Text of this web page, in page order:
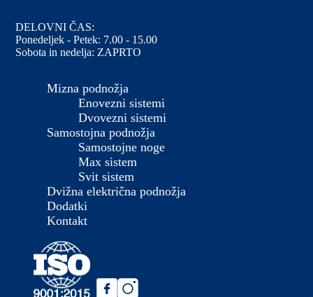
DELOVNI ČAS:
Ponedeljek - Petek: 7.00 - 15.00
Sobota in nedelja: ZAPRTO
Mizna podnožja
Enovezni sistemi
Dvovezni sistemi
Samostojna podnožja
Samostojne noge
Max sistem
Svit sistem
Dvižna električna podnožja
Dodatki
Kontakt